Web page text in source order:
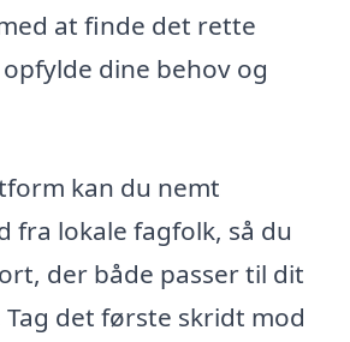
at finde det rette
dine behov og
kan du nemt
fra lokale fagfolk, så du
der både passer til dit
det første skridt mod